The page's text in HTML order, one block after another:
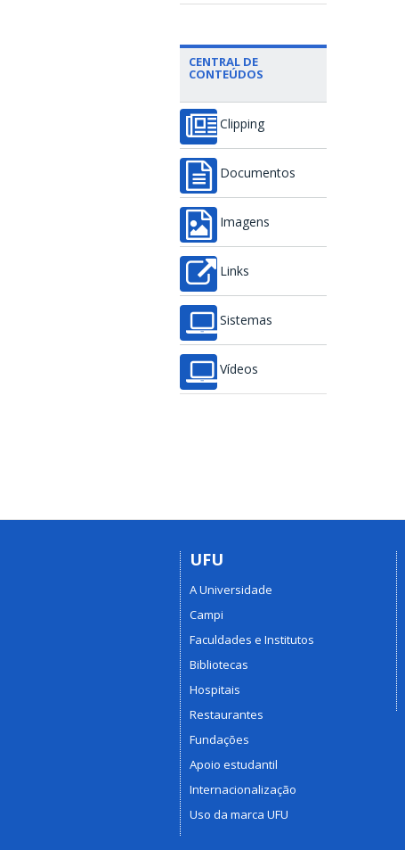
CENTRAL DE
CONTEÚDOS
Clipping
Documentos
Imagens
Links
Sistemas
Vídeos
UFU
A Universidade
Campi
Faculdades e Institutos
Bibliotecas
Hospitais
Restaurantes
Fundações
Apoio estudantil
Internacionalização
Uso da marca UFU